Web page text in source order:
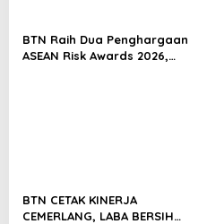
BTN Raih Dua Penghargaan
ASEAN Risk Awards 2026,
BTN CETAK KINERJA
CEMERLANG, LABA BERSIH